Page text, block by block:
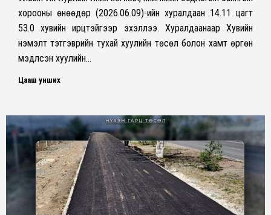
хорооны өнөөдөр (2026.06.09)-ийн хуралдаан 14.11 цагт
53.0 хувийн ирцтэйгээр эхэллээ. Хуралдаанаар Хувийн
нэмэлт тэтгэврийн тухай хуулийн төсөл болон хамт өргөн
мэдүүлсэн хуулийн…
Цааш унших